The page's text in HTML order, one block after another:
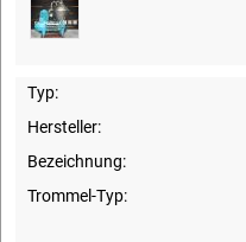
Typ:
Hersteller:
Bezeichnung:
Trommel-Typ: